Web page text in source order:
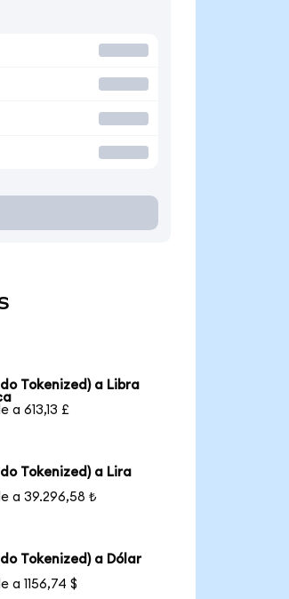
Tokenized) a Libra
a 613,13 £
Tokenized) a Lira
a 39.296,58 ₺
Tokenized) a Dólar
a 1156,74 $